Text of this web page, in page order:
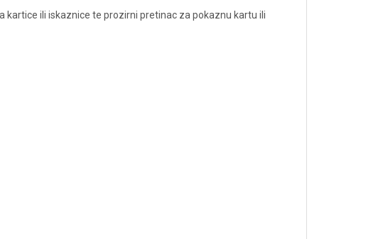
ili iskaznice te prozirni pretinac za pokaznu kartu ili